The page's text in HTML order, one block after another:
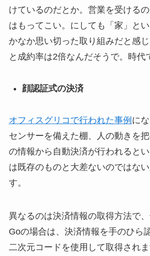
けているのだとか。営業を受ける
はもってこい。にしても「家」と
かなか思い切った取り組みだと感
と成約率は2倍なんだそうで。時代
顔認証式の決済
オフィスグリコで行われた事例 に
センサーを備えた棚、人の動きを
の情報から自動決済が行われると
は既存のものと大差ないのではな
す。
異なるのは決済情報の取得方法で
Goの場合は、決済情報を手のひら
二次元コードを使用して取得され